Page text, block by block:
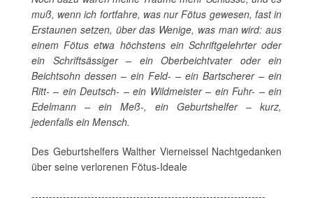
muß, wenn ich fortfahre, was nur Fötus gewesen, fast in
Erstaunen setzen, über das Wenige, was man wird: aus
einem Fötus etwa höchstens ein Schriftgelehrter oder
ein Schriftsässiger – ein Oberbeichtvater oder ein
Beichtsohn dessen – ein Feld- – ein Bartscherer – ein
Ritt- – ein Deutsch- – ein Wildmeister – ein Fuhr- – ein
Edelmann – ein Meß-, ein Geburtshelfer – kurz,
jedenfalls ein Mensch.
Des Geburtshelfers Walther Vierneissel Nachtgedanken
über seine verlorenen Fötus-Ideale